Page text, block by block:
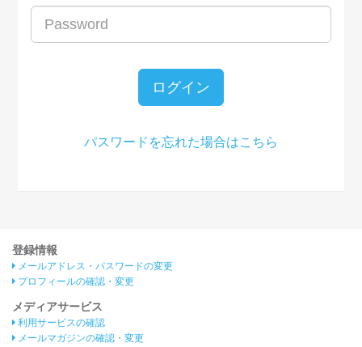
ログイン
パスワードを忘れた場合はこちら
登録情報
メールアドレス・パスワードの変更
プロフィールの確認・変更
メディアサービス
利用サービスの確認
メールマガジンの確認・変更